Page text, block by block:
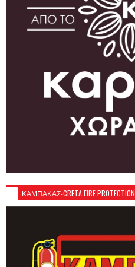
ΚΑΜΠΑΚΑΣ-CRETA FIRE PROTECTION